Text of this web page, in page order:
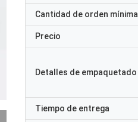
Cantidad de orden mínima
Precio
Detalles de empaquetado
Tiempo de entrega